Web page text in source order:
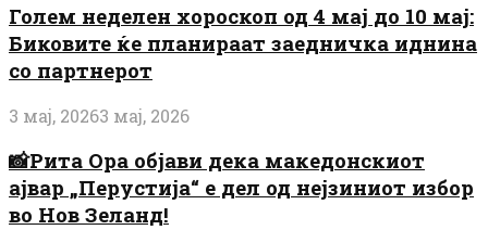
Голем неделен хороскоп од 4 мај до 10 мај:
Биковите ќе планираат заедничка иднина
со партнерот
3 мај, 20263 мај, 2026
📸Рита Ора објави дека македонскиот
ајвар „Перустија“ е дел од нејзиниот избор
во Нов Зеланд!